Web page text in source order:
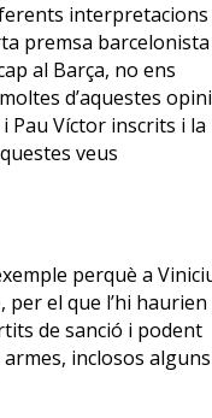
interpretacions
premsa
al Barça, no ens
d’aquestes
Pau Víctor inscrits i la
veus
perquè a
per el que l’hi haurien
de sanció i podent
inclosos alguns